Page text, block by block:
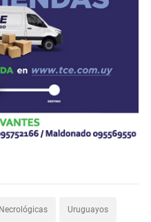
Necrológicas Uruguayos